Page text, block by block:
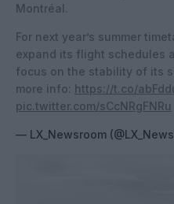
Montréal.
For next year’s summer
expand its flight schedules
focus on the stability of its
more info: https://t.co/
pic.twitter.com/sCcNRgFNRu
— LX_Newsroom